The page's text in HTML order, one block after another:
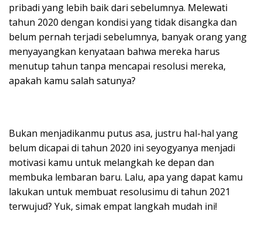
pribadi yang lebih baik dari sebelumnya. Melewati
tahun 2020 dengan kondisi yang tidak disangka dan
belum pernah terjadi sebelumnya, banyak orang yang
menyayangkan kenyataan bahwa mereka harus
menutup tahun tanpa mencapai resolusi mereka,
apakah kamu salah satunya?
Bukan menjadikanmu putus asa, justru hal-hal yang
belum dicapai di tahun 2020 ini seyogyanya menjadi
motivasi kamu untuk melangkah ke depan dan
membuka lembaran baru. Lalu, apa yang dapat kamu
lakukan untuk membuat resolusimu di tahun 2021
terwujud? Yuk, simak empat langkah mudah ini!